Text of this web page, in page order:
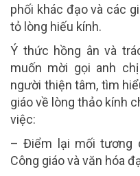
phối khác đạo và các
tỏ lòng hiếu kính.
Ý thức hồng ân và
muốn mời gọi anh
người thiện tâm, tìm
giáo về lòng thảo kính
việc:
– Điểm lại mối tương
Công giáo và văn hóa